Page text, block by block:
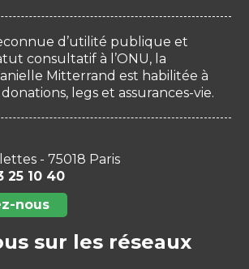
d’utilité publique et
consultatif à l’ONU, la
Mitterrand est habilitée à
legs et assurances-vie.
- 75018 Paris
25 10 40
nous
sur les réseaux